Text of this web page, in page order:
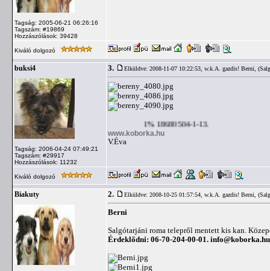
Tagság: 2005-06-21 06:26:16
Tagszám: #19869
Hozzászólások: 39428
Kiváló dolgozó
buksi4
Tagság: 2006-04-24 07:49:21
Tagszám: #29917
Hozzászólások: 11232
3. Elküldve: 2008-11-07 10:22:53, w.k.A. gazdis! Berni,
1% 18680504-1-13.
www.koborka.hu
V.Éva
Kiváló dolgozó
Biakuty 2. Elküldve: 2008-10-25 01:57:54, w.k.A. gazdis! Berni,
Berni
Salgótarjáni roma telepről mentett kis kan.
Érdeklődni: 06-70-204-00-01. info@koborka.hu